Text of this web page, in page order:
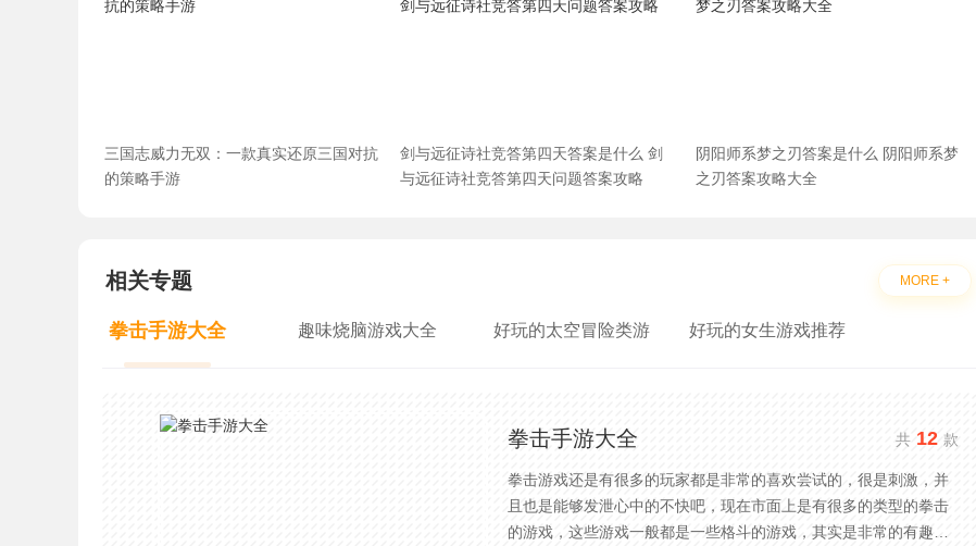
三国志威力无双：一款真实还原三国对抗
的策略手游
剑与远征诗社竞答第四天答案是什么 剑
与远征诗社竞答第四天问题答案攻略
阴阳师系梦之刃答案是什么 阴阳师系梦
之刃答案攻略大全
相关专题 MORE +
拳击手游大全 趣味烧脑游戏大全 好玩的太空冒险类游 好玩的女生游戏推荐
拳击手游大全 共12 款
拳击游戏还是有很多的玩家都是非常的喜欢尝试的，很是刺激，并
且也是能够发泄心中的不快吧，现在市面上是有很多的类型的拳击
的游戏，这些游戏一般都是一些格斗的游戏，其实是非常的有趣，